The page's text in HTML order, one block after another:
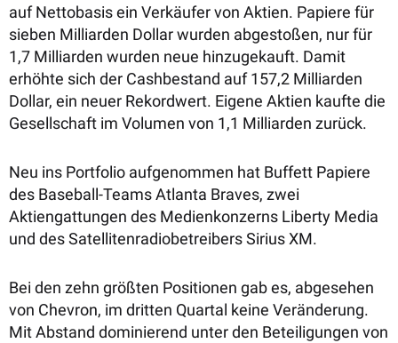
auf Nettobasis ein Verkäufer von Aktien. Papiere für
sieben Milliarden Dollar wurden abgestoßen, nur für
1,7 Milliarden wurden neue hinzugekauft. Damit
erhöhte sich der Cashbestand auf 157,2 Milliarden
Dollar, ein neuer Rekordwert. Eigene Aktien kaufte die
Gesellschaft im Volumen von 1,1 Milliarden zurück.
Neu ins Portfolio aufgenommen hat Buffett Papiere
des Baseball-Teams Atlanta Braves, zwei
Aktiengattungen des Medienkonzerns Liberty Media
und des Satellitenradiobetreibers Sirius XM.
Bei den zehn größten Positionen gab es, abgesehen
von Chevron, im dritten Quartal keine Veränderung.
Mit Abstand dominierend unter den Beteiligungen von